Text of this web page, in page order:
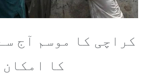
کراچی کا موسم آج
کا امکان